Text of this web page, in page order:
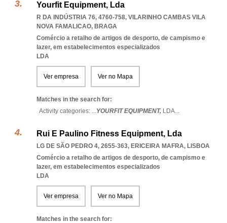
Yourfit Equipment, Lda
R DA INDÚSTRIA 76, 4760-758, VILARINHO CAMBAS VILA
NOVA FAMALICAO, BRAGA
Comércio a retalho de artigos de desporto, de campismo e
lazer, em estabelecimentos especializados
LDA
Ver empresa Ver no Mapa
Matches in the search for:
Activity categories: ...YOURFIT EQUIPMENT, LDA...
Rui E Paulino Fitness Equipment, Lda
LG DE SÃO PEDRO 4, 2655-363, ERICEIRA MAFRA, LISBOA
Comércio a retalho de artigos de desporto, de campismo e
lazer, em estabelecimentos especializados
LDA
Ver empresa Ver no Mapa
Matches in the search for: